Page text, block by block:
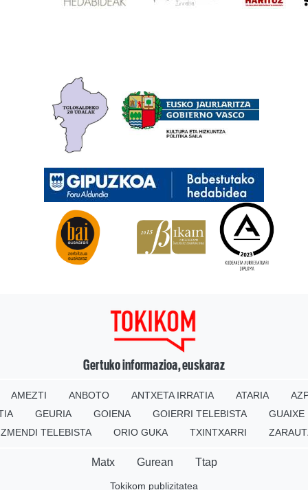
Gertuko informazioa, euskaraz
AMEZTI ANBOTO ANTXETA IRRATIA ATARIA
GEURIA GOIENA GOIERRI TELEBISTA
GUAIXE
TELEBISTA ORIO GUKA TXINTXARRI
Matx Gurean Ttap
Tokikom publizitatea